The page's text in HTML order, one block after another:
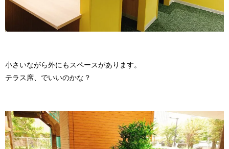
小さいながら外にもスペースがあります。
テラス席、でいいのかな？